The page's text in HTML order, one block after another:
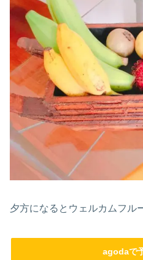
夕方になるとウェルカムフル
agodaで